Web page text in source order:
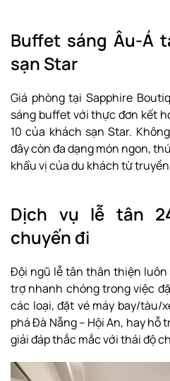
Buffet sáng Âu-Á
sạn Star
Giá phòng tại Sapphire
sáng buffet với thực đơn kết
10 của khách sạn Star.
đây còn đa dạng món ngon,
khẩu vị của du khách từ
Dịch vụ lễ tân
chuyến đi
Đội ngũ lễ tân thân thiện luôn
trợ nhanh chóng trong việc
các loại, đặt vé máy bay/tàu/
phá Đà Nẵng – Hội An, hay
giải đáp thắc mắc với thái độ